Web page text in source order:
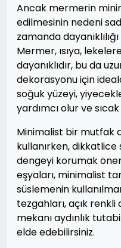
Ancak mermerin
edilmesinin nedeni
zamanda
Mermer, ısıya,
dayanıklıdır, bu da
dekorasyonu için
soğuk yüzeyi,
yardımcı olur ve
Minimalist bir mutfak
kullanırken,
dengeyi korumak
eşyaları, minimalist
süslemenin
tezgahları, açık
mekanı aydınlık
elde edebilirsiniz.